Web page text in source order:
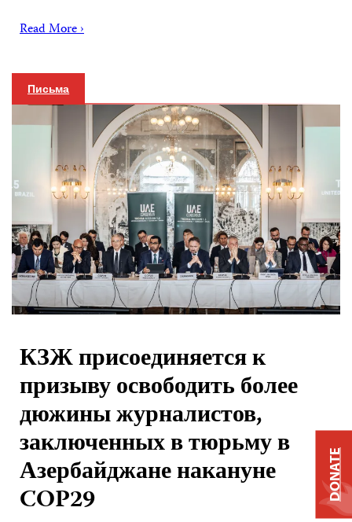
Read More ›
Письма
КЗЖ присоединяется к
призыву освободить более
дюжины журналистов,
заключенных в тюрьму в
Азербайджане накануне
COP29
DONATE